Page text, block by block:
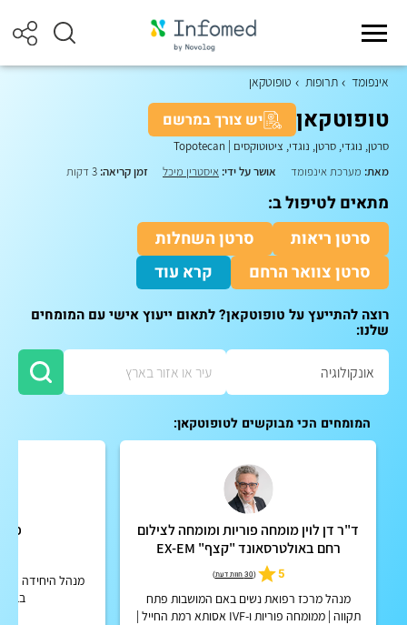
אינפומד תרופות טופוטקאן
טופוטקאן יש צורך במרשם
סרטן, נוגדי, סרטן, נוגדי, ציטוטוקסים
Topotecan
מאת: מערכת אינפומד אושר על ידי: איסטרין מיכל זמן קריאה:
מתאים לטיפול ב:
סרטן ריאות
סרטן השחלות
סרטן צוואר הרחם
קרא עוד
רוצה להתייעץ על טופוטקאן? לתאום ייעוץ אישי עם המומחים
שלנו:
המומחים הכי מבוקשים לטופוטקאן:
ד"ר דן לוין מומחה פוריות ומומחה לצילום
רחם באולטרסאונד "קצף" EX-EM
5
(30 חוות דעת )
מנהל מרכז רפואת נשים באם המושבות פתח
תקווה | ממומחה פוריות ו-IVF אסותא רמת החייל |
מנהל היחידה